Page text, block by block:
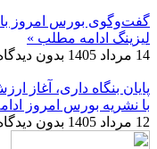
گفت‌وگوی بورس امروز با
لیزینگ ادامه مطلب »
14 مرداد 1405
بدون
پایان بنگاه داری، آغاز
با نشریه بورس امروز
12 مرداد 1405
بدون